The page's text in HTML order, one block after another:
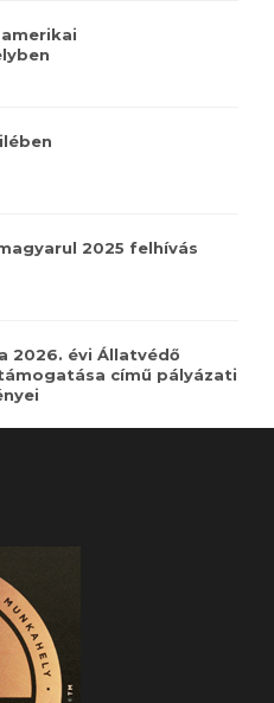
2025 felhívás
2026. évi Állatvédő
című pályázati